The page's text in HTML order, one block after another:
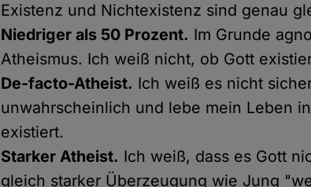
Existenz und Nichtexistenz sind genau
Niedriger als 50 Prozent. Im Grunde
Atheismus. Ich weiß nicht, ob Gott
De-facto-Atheist. Ich weiß es nicht
unwahrscheinlich und lebe mein Leben
existiert.
Starker Atheist. Ich weiß, dass es Gott
gleich starker Überzeugung wie Jung